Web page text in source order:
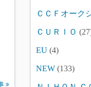
ＣＣＦオーク
ＣＵＲＩＯ
EU (4)
NEW (133)